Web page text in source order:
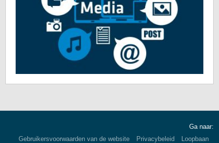
Ga naar:
Gebruikersvoorwaarden van de website
Privacybeleid
Loopbaan